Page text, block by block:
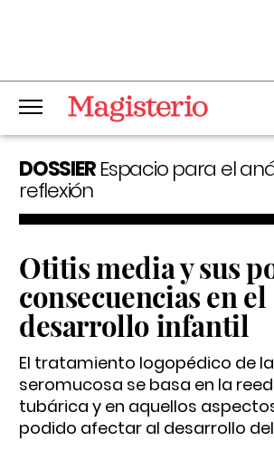
DOSSIEREspacio para el
reflexión
Otitis media y sus
consecuencias en el
desarrollo infantil
El tratamiento logopédico de
seromucosa se basa en la
tubárica y en aquellos
podido afectar al desarrollo